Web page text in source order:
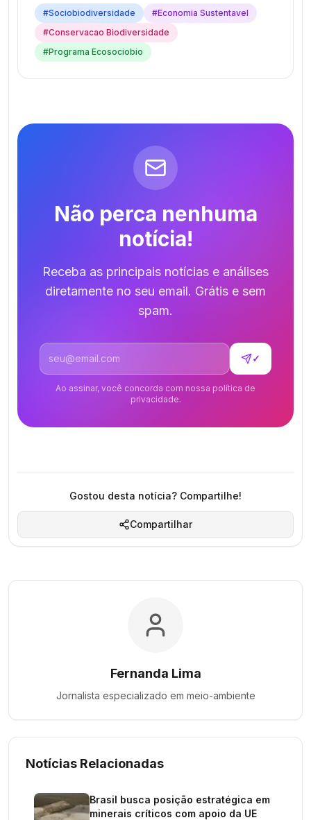
#Sociobiodiversidade #Economia Sustentavel
#Conservacao Biodiversidade
#Programa Ecosociobio
Não perca nenhuma
notícia!
Receba as principais notícias e análises
diretamente no seu email. Grátis e sem
spam.
Endereço de email
✓
Ao assinar, você concorda com nossa política de
privacidade.
Gostou desta notícia? Compartilhe!
Compartilhar
Fernanda Lima
Jornalista especializado em meio-ambiente
Notícias Relacionadas
Brasil busca posição estratégica em
minerais críticos com apoio da UE